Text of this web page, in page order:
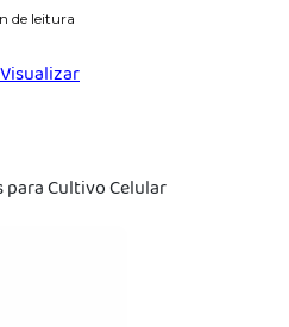
de leitura
Visualizar
para Cultivo Celular